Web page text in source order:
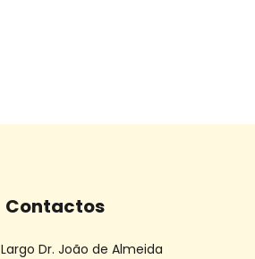
Contactos
Largo Dr. João de Almeida